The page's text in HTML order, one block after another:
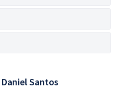
Santos